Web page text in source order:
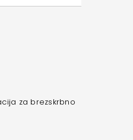
za brezskrbno